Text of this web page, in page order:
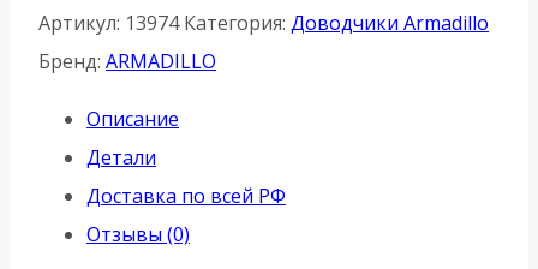
Доводчик
Armadillo
дверной
морозостойкий
LY4000
(LY4)
Артикул: 13974 Категория: Доводчики Armadillo
Бренд: ARMADILLO
Описание
Детали
Доставка по всей РФ
Отзывы (0)